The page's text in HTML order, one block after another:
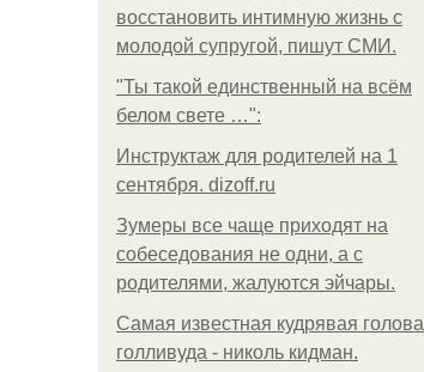
восстановить интимную жизнь с
молодой супругой, пишут СМИ.
"Ты такой единственный на всём
белом свете …":
Инструктаж для родителей на 1
сентября. dizoff.ru
Зумеры все чаще приходят на
собеседования не одни, а с
родителями, жалуются эйчары.
Самая известная кудрявая голова
голливуда - николь кидман.